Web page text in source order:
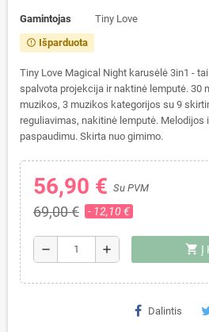
Gamintojas Tiny Love
error_outline Išparduota
Tiny Love Magical Night karusėlė 3in1 -
spalvota projekcija ir naktinė lemputė. 30
muzikos, 3 muzikos kategorijos su 9
reguliavimas, nakitinė lemputė. Melodijos
paspaudimu. Skirta nuo gimimo.
56,90 € Su PVM
69,00 € - 12,10 €
remove add shopping_cart Į
Dalintis